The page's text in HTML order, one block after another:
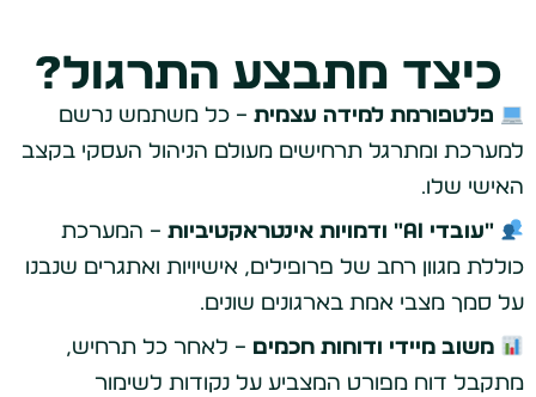
כיצד מתבצע התרגול?
פלטפורמת למידה עצמית – כל משתמש נרשם
למערכת ומתרגל תרחישים מעולם הניהול העסקי בקצב
האישי שלו.
"עובדי AI" ודמויות אינטראקטיביות
– המערכת
כוללת מגוון רחב של פרופילים, אישיויות ואתגרים שנבנו
על סמך מצבי אמת בארגונים שונים.
משוב מיידי ודוחות חכמים – לאחר כל תרחיש,
מתקבל דוח מפורט המצביע על נקודות לשימור